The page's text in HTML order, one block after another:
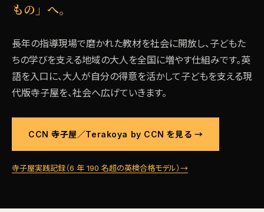
もの」へ。
長年の指導現場で磨かれた教材を社会に開放し、子どもた
ちの学びを支える地域の大人を全国に増やす仕組みです。英
語を入口に、大人が自分の得意を活かして子どもを支える現
代版寺子屋を、社会へ広げていきます。
CCN 寺子屋／Terakoya by CCN を見る →
寺子屋実践記録（6 年 190 名超の英検合格モデル）→